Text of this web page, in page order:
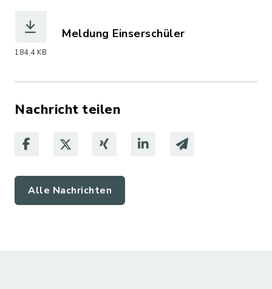
184,4 KB
Meldung Einserschüler
Nachricht teilen
Alle Nachrichten